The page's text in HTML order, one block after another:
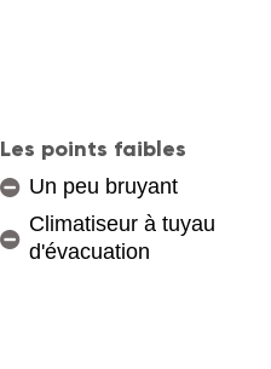
Les points faibles
Un peu bruyant
Climatiseur à tuyau
d'évacuation